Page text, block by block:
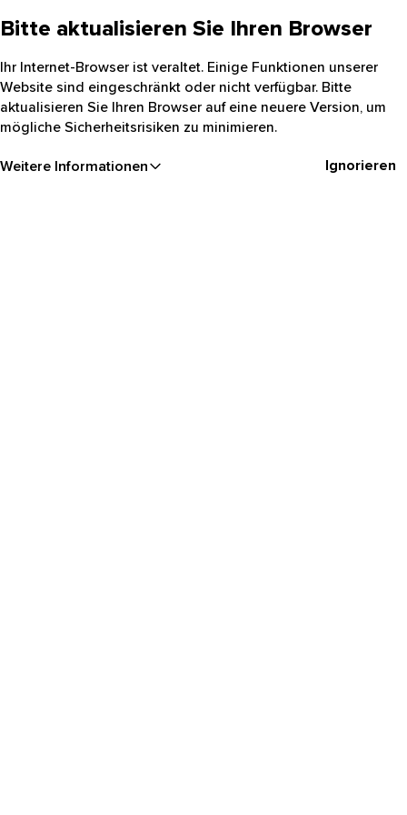
Bitte aktualisieren Sie Ihren Browser
Ihr Internet-Browser ist veraltet. Einige Funktionen unserer
Website sind eingeschränkt oder nicht verfügbar. Bitte
aktualisieren Sie Ihren Browser auf eine neuere Version, um
mögliche Sicherheitsrisiken zu minimieren.
Weitere Informationen Ignorieren